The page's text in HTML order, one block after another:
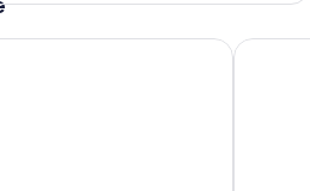
Rennweg 114 Loft 5 -